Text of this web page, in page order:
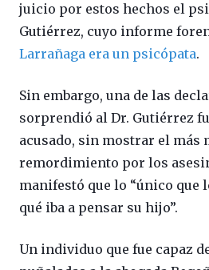
juicio por estos hechos el
Gutiérrez, cuyo informe
Larrañaga era un psicópata.
Sin embargo, una de las
sorprendió al Dr. Gutiérrez
acusado, sin mostrar el más
remordimiento por los
manifestó que lo “único que
qué iba a pensar su hijo”.
Un individuo que fue capaz